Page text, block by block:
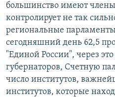
большинство имеют
контролирует не так
региональные
сегодняшний день 62,5
"Единой России", через
губернаторов, Счетную
число институтов,
институтов, которые